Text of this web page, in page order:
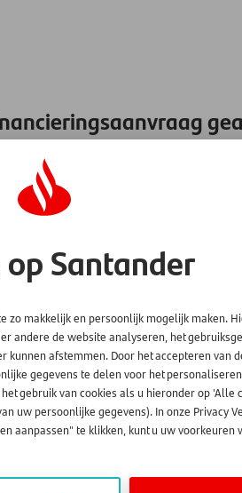
afgeschreven. Hoe
heeft geannuleerd voordat u het
zijn. Onze automatische
aan u is geleverd.
heeft geannuleerd nadat u het
binnen 14 dagen na ondertekening
langer dan 14 dagen
sprake van annulering maar van
wiltopzeggen, dan dient u
die u heeft, kan het zijn dat u
of financieringkijkt u hier.
op Santander
zo makkelijk en persoonlijk mogelijk maken.
andere de website analyseren, het
kunnen afstemmen. Door het accepteren van
gegevens te delen voor het
gebruik van cookies als u hieronder op 'Alle
uw persoonlijke gegevens). In onze Privacy
aanpassen" te klikken, kunt u uw voorkeuren